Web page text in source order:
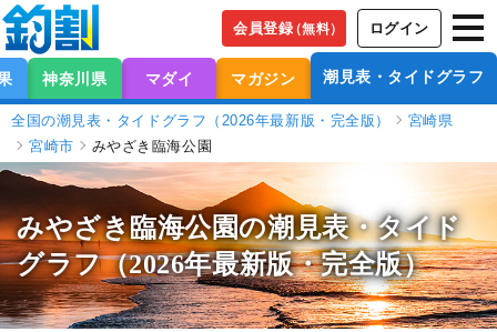
会員登録（無料） ログイン
神奈川県 マダイ マガジン 潮見表・タイドグラフ
全国の潮見表・タイドグラフ（2026年最新版・完全版）
宮崎県
宮崎市
みやざき臨海公園
みやざき臨海公園の潮見表・タイド
グラフ（2026年最新版・完全版）